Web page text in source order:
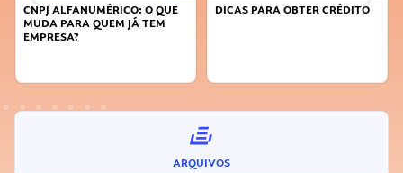
DICAS PARA OBTER CRÉDITO
FAÇA A DIFERENÇA: SEJA
ARQUIVOS